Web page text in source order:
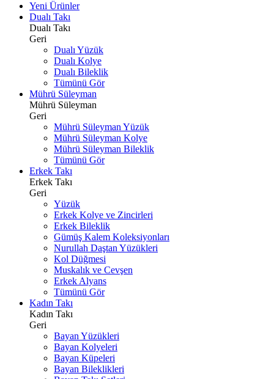
Yeni Ürünler
Dualı Takı
Dualı Takı
Geri
Dualı Yüzük
Dualı Kolye
Dualı Bileklik
Tümünü Gör
Mührü Süleyman
Mührü Süleyman
Geri
Mührü Süleyman Yüzük
Mührü Süleyman Kolye
Mührü Süleyman Bileklik
Tümünü Gör
Erkek Takı
Erkek Takı
Geri
Yüzük
Erkek Kolye ve Zincirleri
Erkek Bileklik
Gümüş Kalem Koleksiyonları
Nurullah Daştan Yüzükleri
Kol Düğmesi
Muskalık ve Cevşen
Erkek Alyans
Tümünü Gör
Kadın Takı
Kadın Takı
Geri
Bayan Yüzükleri
Bayan Kolyeleri
Bayan Küpeleri
Bayan Bileklikleri